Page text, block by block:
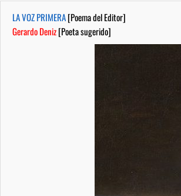
LA VOZ PRIMERA[Poema del Editor]
Gerardo Deniz[Poeta sugerido]